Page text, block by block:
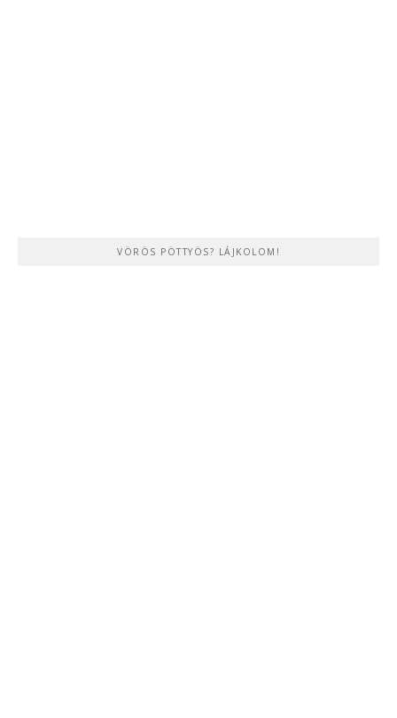
VÖRÖS PÖTTYÖS? LÁJKOLOM!